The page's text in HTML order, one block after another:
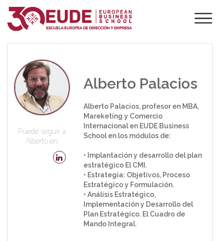
PROFESORADO DE
EUDE
Puede seguir a
Alberto en:
Alberto Palacios
Alberto Palacios, profesor en MBA,
Mareketing y Comercio
Internacional en EUDE Business
School en los módulos de:
• Implantación y desarrollo del plan
estratégico El CMI.
• Estrategia: Objetivos, Proceso
Estratégico y Formulación.
• Análisis Estratégico,
Implementación y Desarrollo del
Plan Estratégico. El Cuadro de
Mando Integral.